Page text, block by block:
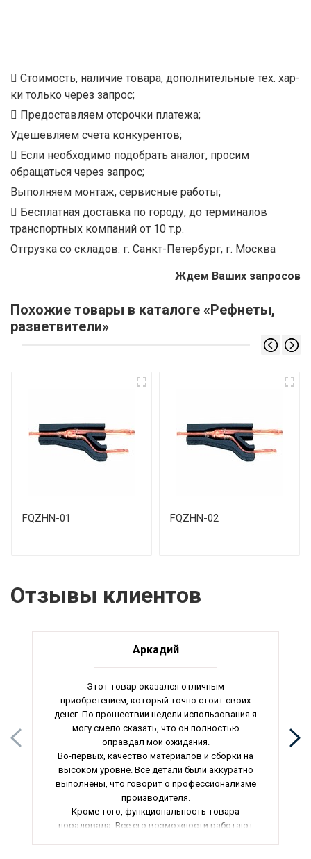
Стоимость, наличие товара, дополнительные тех. хар-
ки только через запрос;
Предоставляем отсрочки платежа;
Удешевляем счета конкурентов;
Если необходимо подобрать аналог, просим
обращаться через запрос;
Выполняем монтаж, сервисные работы;
Бесплатная доставка по городу, до терминалов
транспортных компаний от 10 т.р.
Отгрузка со складов: г. Санкт-Петербург, г. Москва
Ждем Ваших запросов
Похожие товары в каталоге «Рефнеты,
разветвители»
FQZHN-01 FQZHN-02
Отзывы клиентов
Аркадий
Этот товар оказался отличным
приобретением, который точно стоит своих
денег. По прошествии недели использования я
могу смело сказать, что он полностью
оправдал мои ожидания.
Во-первых, качество материалов и сборки на
высоком уровне. Все детали были аккуратно
выполнены, что говорит о профессионализме
производителя.
Кроме того, функциональность товара
порадовала. Все его возможности работают